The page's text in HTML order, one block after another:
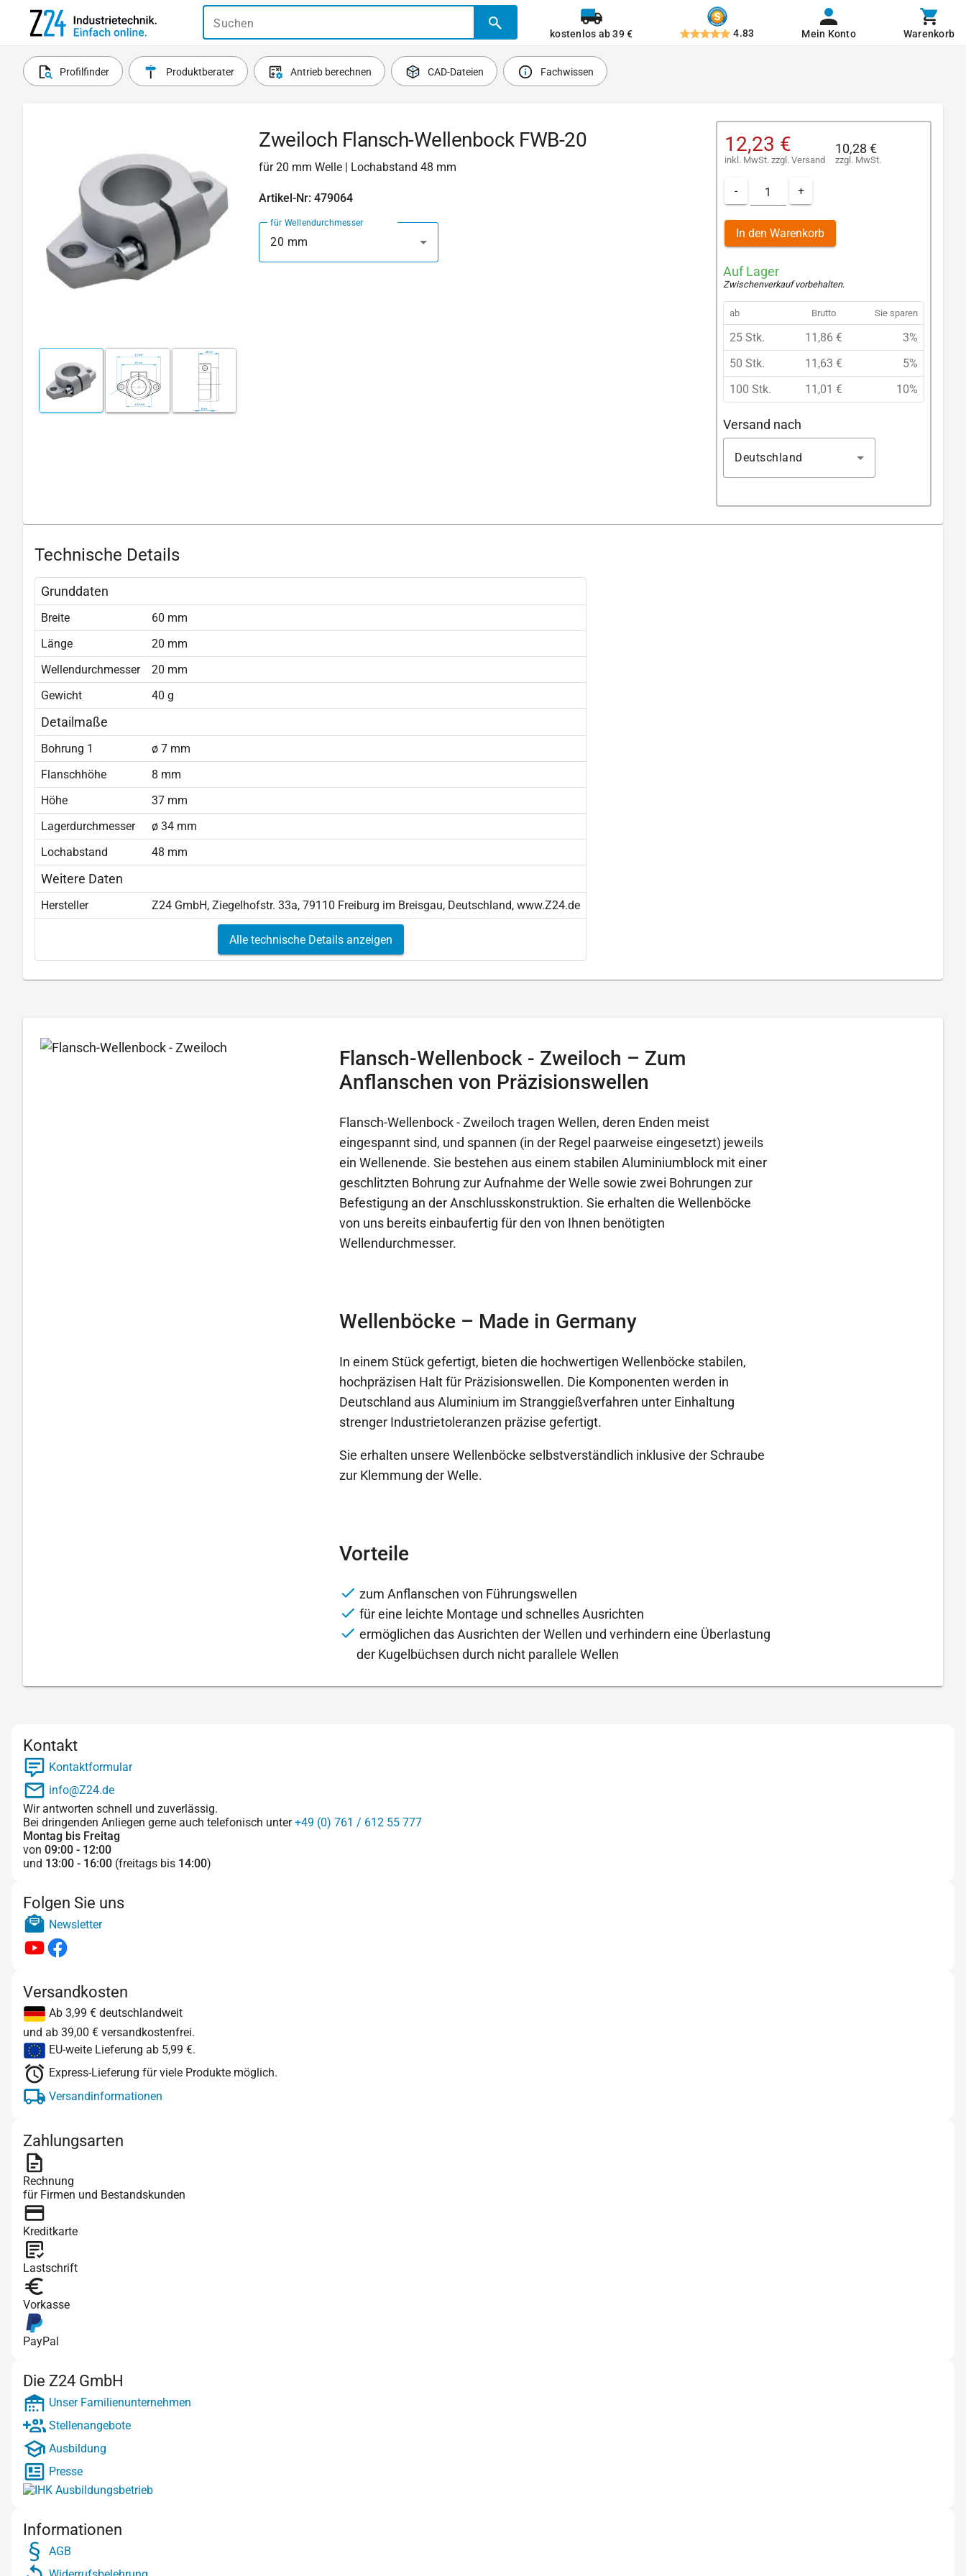
Suchen
kostenlos ab 39 € 4.83 Mein Konto Warenkorb
Profilfinder Produktberater Antrieb berechnen CAD-Dateien Fachwissen
Zweiloch Flansch-Wellenbock FWB-20
für 20 mm Welle | Lochabstand 48 mm
Artikel-Nr: 479064
für Wellendurchmesser
20 mm
12,23 €
inkl. MwSt. zzgl. Versand
10,28 €
zzgl. MwSt.
- +
In den Warenkorb
Auf Lager
Zwischenverkauf vorbehalten.
ab Brutto Sie sparen
25 Stk. 11,86 €
3%
50 Stk.
11,63 €
5%
100 Stk.
11,01 € 10%
Versand nach
Deutschland
Technische Details
Grunddaten
Breite
60 mm
Länge
20 mm
Wellendurchmesser
20 mm
Gewicht
40 g
Detailmaße
Bohrung 1
ø 7 mm
Flanschhöhe
8 mm
Höhe
37 mm
Lagerdurchmesser
ø 34 mm
Lochabstand
48 mm
Weitere Daten
Hersteller Z24 GmbH, Ziegelhofstr. 33a, 79110 Freiburg im Breisgau, Deutschland, www.Z24.de
Alle technische Details anzeigen
Flansch-Wellenbock - Zweiloch – Zum
Anflanschen von Präzisionswellen
Flansch-Wellenbock - Zweiloch tragen Wellen, deren Enden meist
eingespannt sind, und spannen (in der Regel paarweise eingesetzt) jeweils
ein Wellenende. Sie bestehen aus einem stabilen Aluminiumblock mit einer
geschlitzten Bohrung zur Aufnahme der Welle sowie zwei Bohrungen zur
Befestigung an der Anschlusskonstruktion. Sie erhalten die Wellenböcke
von uns bereits einbaufertig für den von Ihnen benötigten
Wellendurchmesser.
Wellenböcke – Made in Germany
In einem Stück gefertigt, bieten die hochwertigen Wellenböcke stabilen,
hochpräzisen Halt für Präzisionswellen. Die Komponenten werden in
Deutschland aus Aluminium im Stranggießverfahren unter Einhaltung
strenger Industrietoleranzen präzise gefertigt.
Sie erhalten unsere Wellenböcke selbstverständlich inklusive der Schraube
zur Klemmung der Welle.
Vorteile
zum Anflanschen von Führungswellen
für eine leichte Montage und schnelles Ausrichten
ermöglichen das Ausrichten der Wellen und verhindern eine Überlastung
der Kugelbüchsen durch nicht parallele Wellen
Kontakt
Kontaktformular
info@Z24.de
Wir antworten schnell und zuverlässig.
Bei dringenden Anliegen gerne auch telefonisch unter+49 (0) 761 / 612 55 777
Montag bis Freitag
von 09:00 - 12:00
und 13:00 - 16:00 (freitags bis 14:00)
Folgen Sie uns
Newsletter
Versandkosten
Ab 3,99 € deutschlandweit
und ab 39,00 € versandkostenfrei.
EU-weite Lieferung ab 5,99 €.
Express-Lieferung für viele Produkte möglich.
Versandinformationen
Zahlungsarten
Rechnung
für Firmen und Bestandskunden
Kreditkarte
Lastschrift
Vorkasse
PayPal
Die Z24 GmbH
Unser Familienunternehmen
Stellenangebote
Ausbildung
Presse
Informationen
AGB